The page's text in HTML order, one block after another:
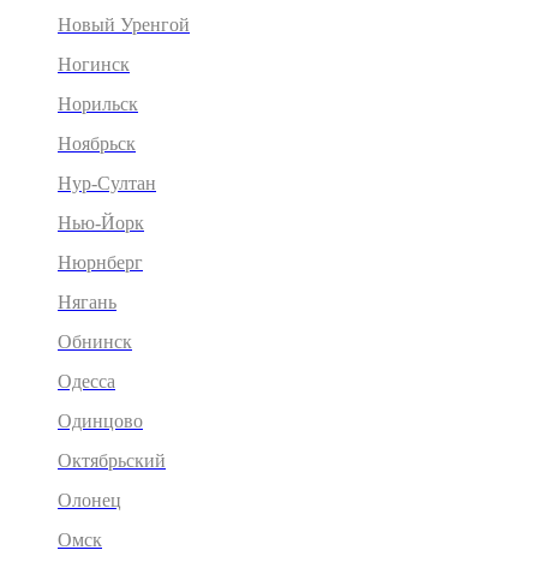
Новый Уренгой
Ногинск
Норильск
Ноябрьск
Нур-Султан
Нью-Йорк
Нюрнберг
Нягань
Обнинск
Одесса
Одинцово
Октябрьский
Олонец
Омск